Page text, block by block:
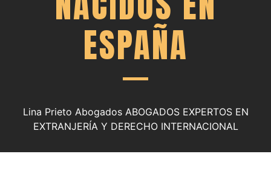
ESPAÑA
Lina Prieto Abogados ABOGADOS EXPERTOS EN
EXTRANJERÍA Y DERECHO INTERNACIONAL